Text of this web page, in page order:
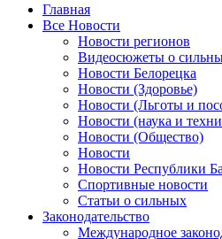
Главная
Все Новости
Новости регионов
Видеосюжеты о
Новости Белорецка
Новости (Здоровье)
Новости (Льготы и
Новости (наука и
Новости (Общество)
Новости
Новости Республики
Спортивные новости
Статьи о сильных
Законодательство
Международное